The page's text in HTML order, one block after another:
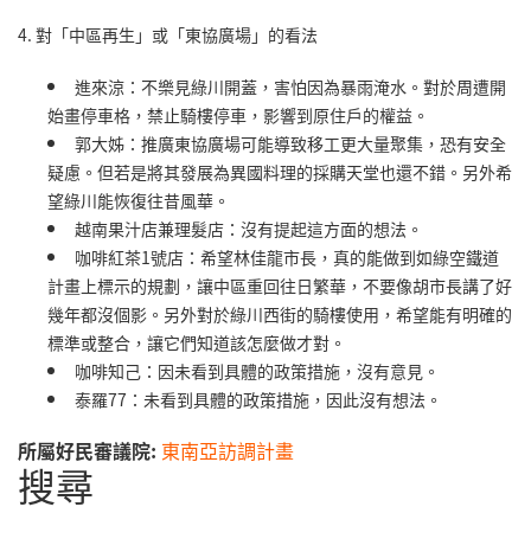
4. 對「中區再生」或「東協廣場」的看法
進來涼：不樂見綠川開蓋，害怕因為暴雨淹水。對於周遭開
始畫停車格，禁止騎樓停車，影響到原住戶的權益。
郭大姊：推廣東協廣場可能導致移工更大量聚集，恐有安全
疑慮。但若是將其發展為異國料理的採購天堂也還不錯。另外希
望綠川能恢復往昔風華。
越南果汁店兼理髮店：沒有提起這方面的想法。
咖啡紅茶1號店：希望林佳龍市長，真的能做到如綠空鐵道
計畫上標示的規劃，讓中區重回往日繁華，不要像胡市長講了好
幾年都沒個影。另外對於綠川西街的騎樓使用，希望能有明確的
標準或整合，讓它們知道該怎麼做才對。
咖啡知己：因未看到具體的政策措施，沒有意見。
泰羅77：未看到具體的政策措施，因此沒有想法。
所屬好民審議院: 東南亞訪調計畫
搜尋